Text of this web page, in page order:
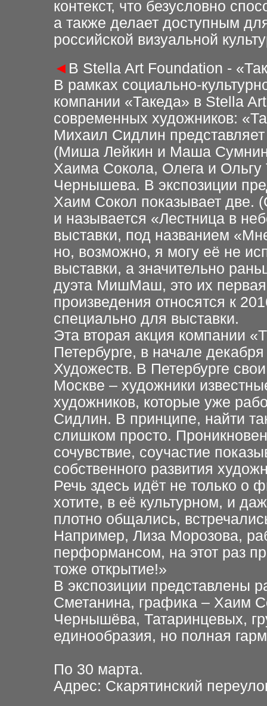
контекст, что безусловно
а также делает доступным
российской визуальной
◄ В Stella Art Foundation -
В рамках социально-
компании «Такеда» в Stella
современных художников:
Михаил Сидлин
(Миша Лейкин и Маша
Хаима Сокола, Олега и Ольгу
Чернышева. В экспозиции
Хаим Сокол показывает две.
и называется «Лестница в
выставки, под названием
но, возможно, я могу её не
выставки, а значительно
дуэта МишМаш, это их
произведения относятся к
специально для выставки.
Эта вторая акция компании
Петербурге, в начале
Художеств. В Петербурге
Москве – художники
художников, которые уже
Сидлин. В принципе, найти
слишком просто.
сочувствие, соучастие
собственного развития
Речь здесь идёт не только о
хотите, в её культурном, и
плотно общались,
Например, Лиза Морозова,
перформансом, на этот раз
тоже открытие!»
В экспозиции представлены
Сметанина, графика – Хаим
Чернышёва, Татаринцевых,
единообразия, но полная
По 30 марта.
Адрес: Скарятинский